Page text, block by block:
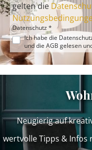
gelten die
Datenschutz *
Ich habe die
und die AGB gelesen
Neugierig auf
wertvolle Tipps & Infos